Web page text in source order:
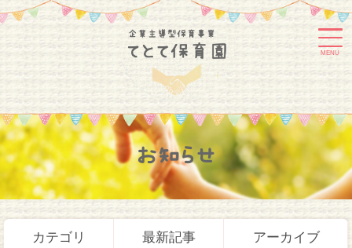
MENU
お知らせ
カテゴリ 最新記事 アーカイブ